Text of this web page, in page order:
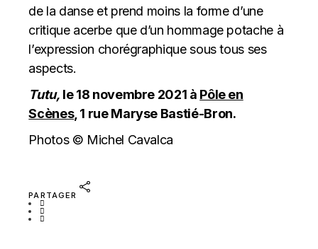
de la danse et prend moins la forme d’une
critique acerbe que d’un hommage potache à
l’expression chorégraphique sous tous ses
aspects.
Tutu, le 18 novembre 2021 à Pôle en
Scènes, 1 rue Maryse Bastié-Bron.
Photos © Michel Cavalca
PARTAGER